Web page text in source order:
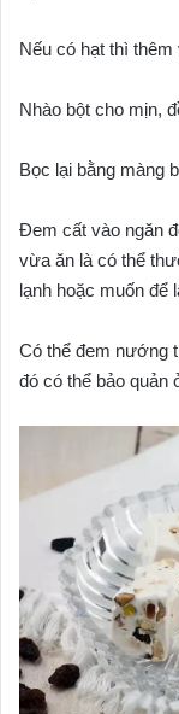
Nếu có hạt thì
Nhào bột cho mịn,
Bọc lại bằng màng
Đem cất vào ngăn
vừa ăn là có thể
lạnh hoặc muốn để
Có thể đem nướng
đó có thể bảo quản